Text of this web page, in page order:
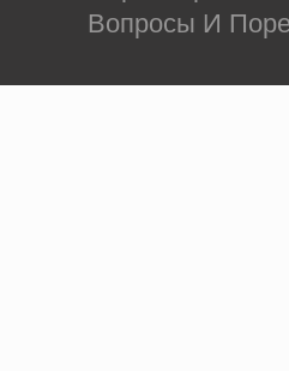
Вопросы И